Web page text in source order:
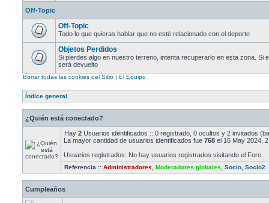
Off-Topic
Off-Topic
Todo lo que quieras hablar que no esté relacionado con el deporte
Objetos Perdidos
Si pierdes algo en nuestro terreno, intenta recuperarlo en esta zona. Si
será devuelto
Borrar todas las cookies del Sitio | El Equipo
Índice general
¿Quién está conectado?
Hay 2 Usuarios identificados :: 0 registrado, 0 ocultos y 2 invitados
La mayor cantidad de usuarios identificados fue 768 el 16 May 2024,
Usuarios registrados: No hay usuarios registrados visitando el Foro
Referencia :: Administradores Moderadores globales Socio Socio2
Cumpleaños